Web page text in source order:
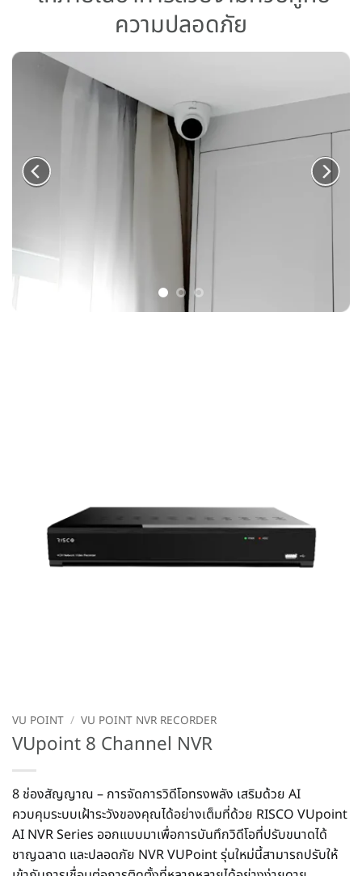
ความปลอดภัย
VU POINT / VU POINT NVR RECORDER
VUpoint 8 Channel NVR
8 ช่องสัญญาณ – การจัดการวิดีโอทรงพลัง เสริมด้วย AI
ควบคุมระบบเฝ้าระวังของคุณได้อย่างเต็มที่ด้วย RISCO VUpoint
AI NVR Series ออกแบบมาเพื่อการบันทึกวิดีโอที่ปรับขนาดได้
ชาญฉลาด และปลอดภัย NVR VUPoint รุ่นใหม่นี้สามารถปรับให้